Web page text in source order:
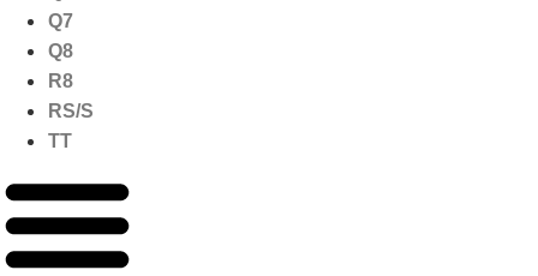
Q7
Q8
R8
RS/S
TT